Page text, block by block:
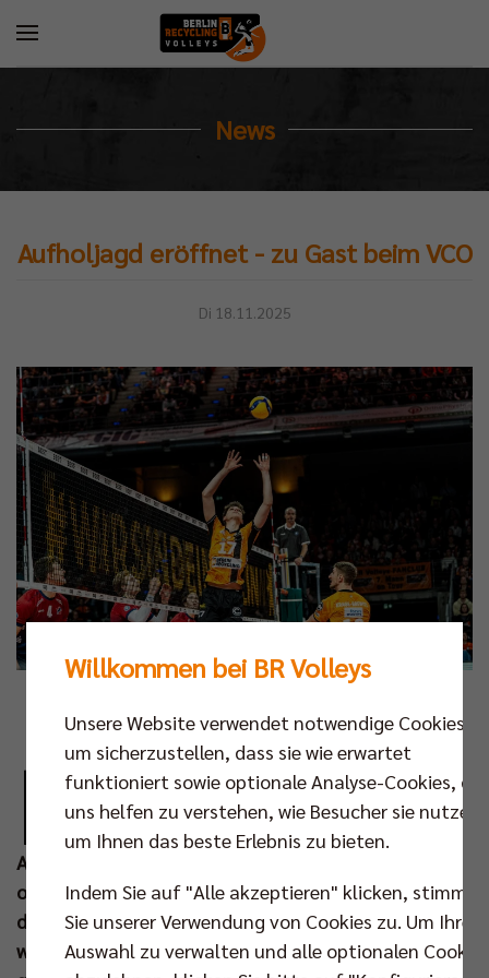
News
Aufholjagd eröffnet - zu Gast beim VCO
Di 18.11.2025
N ach dem harten Auftaktprogramm haben
die BR Volleys in der Volleyball Bundesliga
eine Hypothek. Nun kommen eine Reihe an
Aufgaben, die der Deutsche Meister ohne Frage und
ohne Punktverlust lösen muss, um den Anschluss an
die oberen Tabellenplätze herzustellen. Der Anfang
wurde am Samstag mit dem 3:0-Erfolg in Freiburg
Willkommen bei BR Volleys
Unsere Website verwendet notwendige Cookies,
um sicherzustellen, dass sie wie erwartet
funktioniert sowie optionale Analyse-Cookies, die
uns helfen zu verstehen, wie Besucher sie nutzen,
um Ihnen das beste Erlebnis zu bieten.
Indem Sie auf "Alle akzeptieren" klicken, stimmen
Sie unserer Verwendung von Cookies zu. Um Ihre
Auswahl zu verwalten und alle optionalen Cookies